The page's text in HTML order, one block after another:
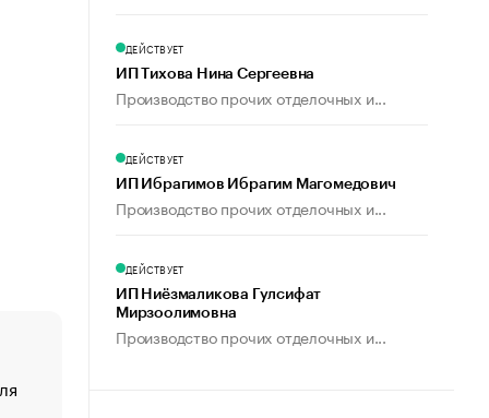
ДЕЙСТВУЕТ
ИП Тихова Нина Сергеевна
Производство прочих отделочных и...
ДЕЙСТВУЕТ
ИП Ибрагимов Ибрагим Магомедович
Производство прочих отделочных и...
ДЕЙСТВУЕТ
ИП Ниёзмаликова Гулсифат
Мирзоолимовна
Производство прочих отделочных и...